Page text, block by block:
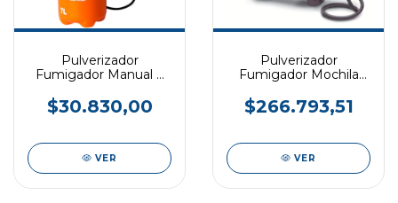
Pulverizador
Fumigador Manual 7
$30.830,00
VER
Pulverizador
Fumigador Mochila
$266.793,51
VER